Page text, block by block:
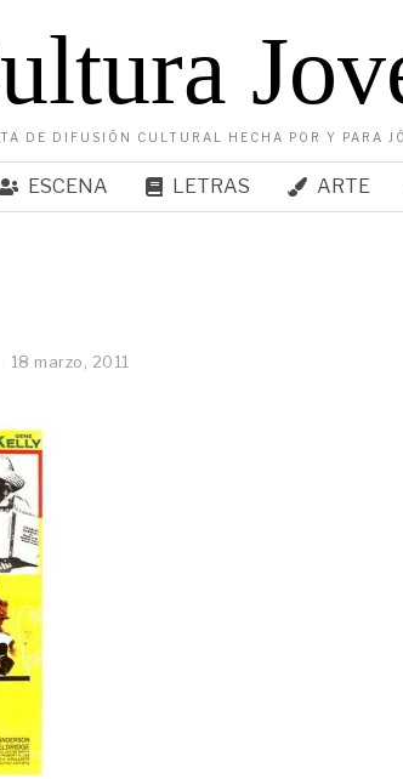
DE DIFUSIÓN CULTURAL HECHA POR Y PARA
ESCENA LETRAS ARTE
18 marzo, 2011